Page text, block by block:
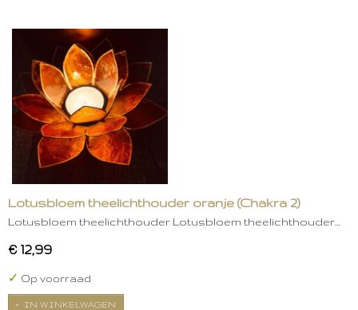
Lotusbloem theelichthouder oranje (Chakra 2)
Lotusbloem theelichthouder Lotusbloem theelichthouder…
€ 12,99
✓ Op voorraad
IN WINKELWAGEN